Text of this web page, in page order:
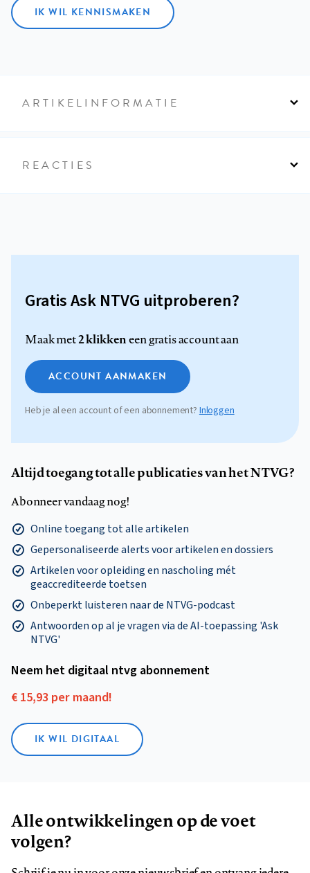
IK WIL KENNISMAKEN
ARTIKELINFORMATIE
REACTIES
Gratis Ask NTVG uitproberen?
Maak met2 klikkeneen gratis account aan
ACCOUNT AANMAKEN
Heb je al een account of een abonnement?Inloggen
Altijd toegang tot alle publicaties van het NTVG?
Abonneer vandaag nog!
Online toegang tot alle artikelen
Gepersonaliseerde alerts voor artikelen en dossiers
Artikelen voor opleiding en nascholing mét
geaccrediteerde toetsen
Onbeperkt luisteren naar de NTVG-podcast
Antwoorden op al je vragen via de AI-toepassing 'Ask
NTVG'
Neem het digitaal ntvg abonnement
€ 15,93 per maand!
IK WIL DIGITAAL
Alle ontwikkelingen op de voet
volgen?